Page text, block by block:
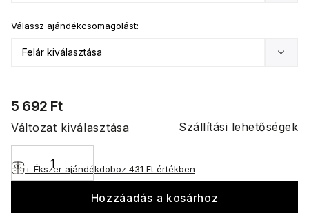
5 692 Ft
Változat kiválasztása Szállítási lehetőségek
Válassz ajándékcsomagolást:
Hozzáadás a kosárhoz
+ Ékszer ajándékdoboz 431 Ft értékben